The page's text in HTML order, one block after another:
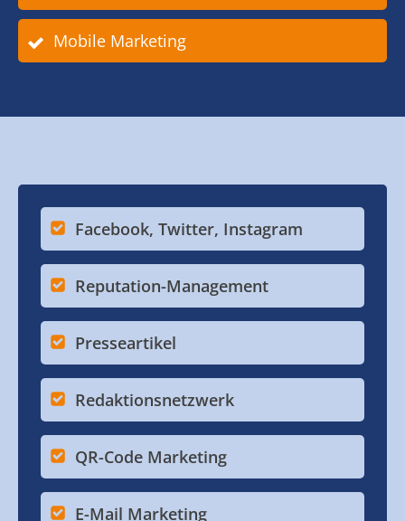
Mobile Marketing
Facebook, Twitter, Instagram
Reputation-Management
Presseartikel
Redaktionsnetzwerk
QR-Code Marketing
E-Mail Marketing